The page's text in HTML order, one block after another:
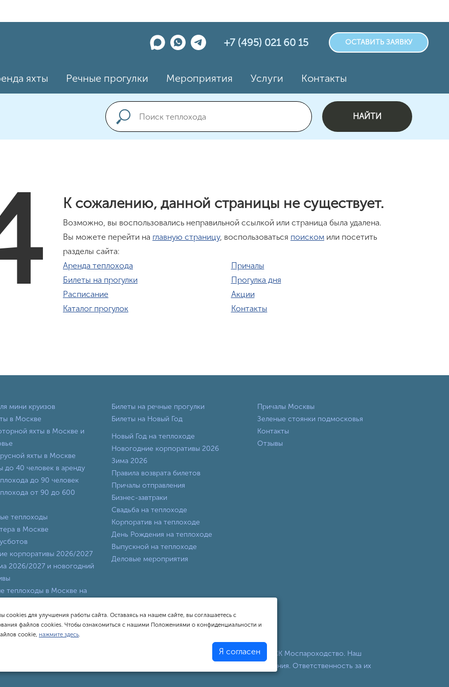
+7 (495) 021 60 15 ОСТАВИТЬ ЗАЯВКУ
яхты Речные прогулки Мероприятия Услуги Контакты
НАЙТИ
К сожалению, данной страницы не существует.
Возможно, вы воспользовались неправильной ссылкой или страница была удалена.
Вы можете перейти на главную страницу, воспользоваться поиском или посетить
разделы сайта:
Аренда теплохода
Билеты на прогулки
Расписание
Каталог прогулок
Причалы
Прогулка дня
Акции
Контакты
мини круизов
в Москве
яхты в Москве и
яхты в Москве
до 40 человек в аренду
до 90 человек
от 90 до 600
теплоходы
в Москве
корпоративы 2026/2027
2026/2027 и новогодний
теплоходы в Москве на
класса «Люкс»
Билеты на речные прогулки
Билеты на Новый Год
Новый Год на теплоходе
Новогодние корпоративы 2026
Зима 2026
Правила возврата билетов
Причалы отправления
Бизнес-завтраки
Свадьба на теплоходе
Корпоратив на теплоходе
День Рождения на теплоходе
Выпускной на теплоходе
Деловые мероприятия
Причалы Москвы
Зеленые стоянки подмосковья
Контакты
Отзывы
площадкой для бронирования теплоходов и покупки речных прогулок от СК Моспароходство. Наш
по написанию и названию не имеют к судоходной компании никакого отношения. Ответственность за их
cookies для улучшения работы сайта. Оставаясь на нашем сайте, вы соглашаетесь с
файлов cookies. Чтобы ознакомиться с нашими Положениями о конфиденциальности и
cookie, нажмите здесь.
Я согласен